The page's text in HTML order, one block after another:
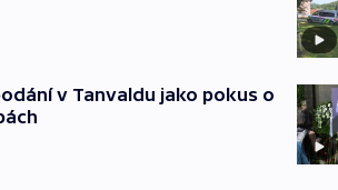
v Tanvaldu jako pokus o